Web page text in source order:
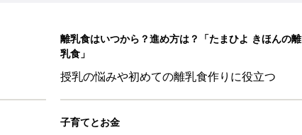
離乳食はいつから？進め方は？「たまひよ きほんの離
乳食」
授乳の悩みや初めての離乳食作りに役立つ
子育てとお金